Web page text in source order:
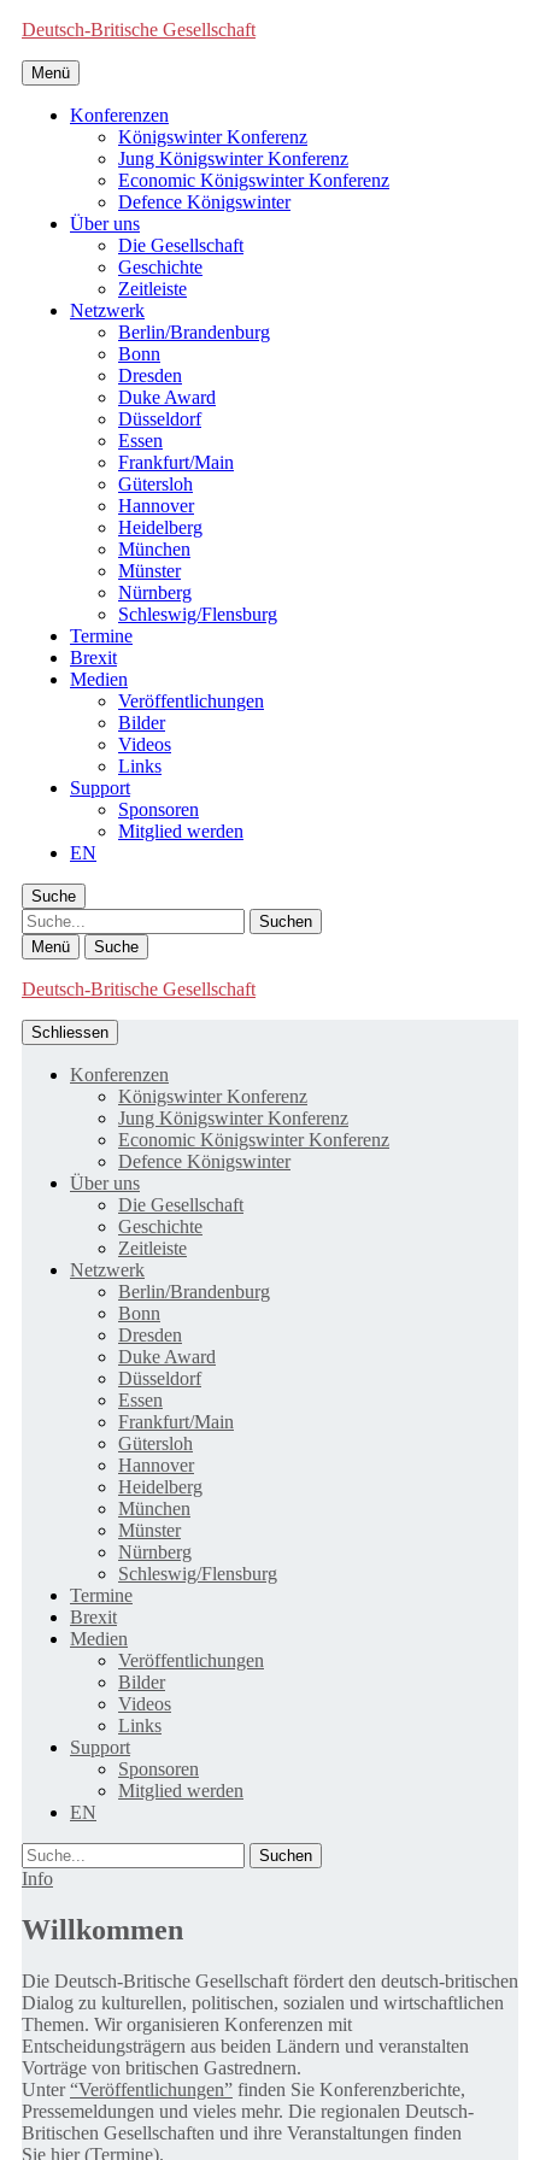
Deutsch-Britische Gesellschaft
Menü
Konferenzen
Königswinter Konferenz
Jung Königswinter Konferenz
Economic Königswinter Konferenz
Defence Königswinter
Über uns
Die Gesellschaft
Geschichte
Zeitleiste
Netzwerk
Berlin/Brandenburg
Bonn
Dresden
Duke Award
Düsseldorf
Essen
Frankfurt/Main
Gütersloh
Hannover
Heidelberg
München
Münster
Nürnberg
Schleswig/Flensburg
Termine
Brexit
Medien
Veröffentlichungen
Bilder
Videos
Links
Support
Sponsoren
Mitglied werden
EN
Suche
Suche
Menü Suche
Deutsch-Britische Gesellschaft
Schliessen
Konferenzen
Königswinter Konferenz
Jung Königswinter Konferenz
Economic Königswinter Konferenz
Defence Königswinter
Über uns
Die Gesellschaft
Geschichte
Zeitleiste
Netzwerk
Berlin/Brandenburg
Bonn
Dresden
Duke Award
Düsseldorf
Essen
Frankfurt/Main
Gütersloh
Hannover
Heidelberg
München
Münster
Nürnberg
Schleswig/Flensburg
Termine
Brexit
Medien
Veröffentlichungen
Bilder
Videos
Links
Support
Sponsoren
Mitglied werden
EN
Suche
Info
Willkommen
Die Deutsch-Britische Gesellschaft fördert den deutsch-britischen
Dialog zu kulturellen, politischen, sozialen und wirtschaftlichen
Themen. Wir organisieren Konferenzen mit
Entscheidungsträgern aus beiden Ländern und veranstalten
Vorträge von britischen Gastrednern.
Unter“Veröffentlichungen” finden Sie Konferenzberichte,
Pressemeldungen und vieles mehr. Die regionalen Deutsch-
Britischen Gesellschaften und ihre Veranstaltungen finden
Sie hier (Termine).